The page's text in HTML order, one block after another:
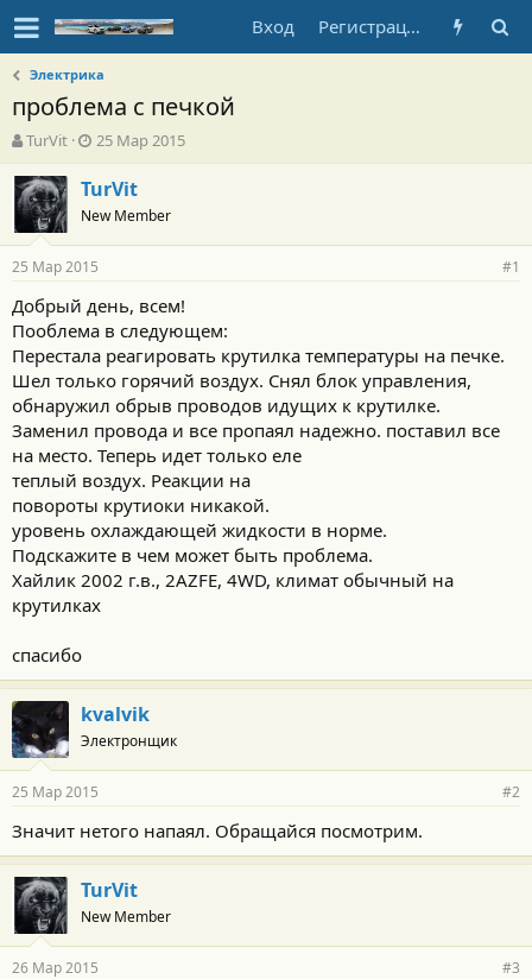
Вход Регистрация
Электрика
проблема с печкой
А
в
т
о
р
т
е
м
ы
TurVit
Д
а
т
а
н
а
ч
а
л
а
25 Мар 2015
TurVit
New Member
25 Мар 2015 #1
Добрый день, всем!
Пооблема в следующем:
Перестала реагировать крутилка температуры на печке.
Шел только горячий воздух. Снял блок управления,
обнаружил обрыв проводов идущих к крутилке.
Заменил провода и все пропаял надежно. поставил все
на место. Теперь идет только еле
теплый воздух. Реакции на
повороты крутиоки никакой.
уровень охлаждающей жидкости в норме.
Подскажите в чем может быть проблема.
Хайлик 2002 г.в., 2AZFE, 4WD, климат обычный на
крутилках
спасибо
kvalvik
Электронщик
25 Мар 2015 #2
Значит нетого напаял. Обращайся посмотрим.
TurVit
New Member
26 Мар 2015 #3